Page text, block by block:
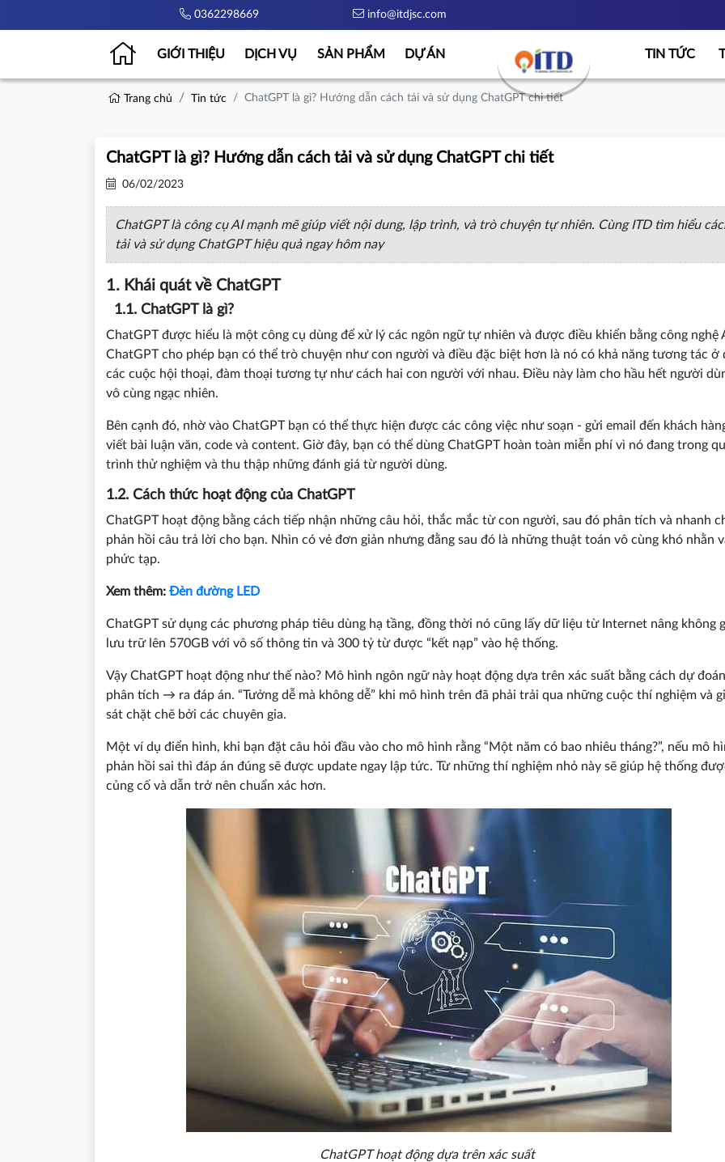
0362298669 info@itdjsc.com
GIỚI THIỆU DỊCH VỤ SẢN PHẨM DỰ ÁN TIN TỨC
Trang chủ Tin tức ChatGPT là gì? Hướng dẫn cách tải và sử dụng ChatGPT chi tiết
ChatGPT là gì? Hướng dẫn cách tải và sử dụng ChatGPT chi tiết
06/02/2023
ChatGPT là công cụ AI mạnh mẽ giúp viết nội dung, lập trình, và trò chuyện tự nhiên. Cùng ITD tìm hiểu
tải và sử dụng ChatGPT hiệu quả ngay hôm nay
1. Khái quát về ChatGPT
1.1. ChatGPT là gì?
ChatGPT được hiểu là một công cụ dùng để xử lý các ngôn ngữ tự nhiên và được điều khiển bằng công nghệ
ChatGPT cho phép bạn có thể trò chuyện như con người và điều đặc biệt hơn là nó có khả năng tương tác ở
các cuộc hội thoại, đàm thoại tương tự như cách hai con người với nhau. Điều này làm cho hầu hết người
vô cùng ngạc nhiên.
Bên cạnh đó, nhờ vào ChatGPT bạn có thể thực hiện được các công việc như soạn - gửi email đến khách
viết bài luận văn, code và content. Giờ đây, bạn có thể dùng ChatGPT hoàn toàn miễn phí vì nó đang trong
trình thử nghiệm và thu thập những đánh giá từ người dùng.
1.2. Cách thức hoạt động của ChatGPT
ChatGPT hoạt động bằng cách tiếp nhận những câu hỏi, thắc mắc từ con người, sau đó phân tích và nhanh
phản hồi câu trả lời cho bạn. Nhìn có vẻ đơn giản nhưng đằng sau đó là những thuật toán vô cùng khó nhằn
phức tạp.
Xem thêm: Đèn đường LED
ChatGPT sử dụng các phương pháp tiêu dùng hạ tầng, đồng thời nó cũng lấy dữ liệu từ Internet nâng không
lưu trữ lên 570GB với vô số thông tin và 300 tỷ từ được “kết nạp” vào hệ thống.
Vậy ChatGPT hoạt động như thế nào? Mô hình ngôn ngữ này hoạt động dựa trên xác suất bằng cách dự
phân tích → ra đáp án. “Tưởng dễ mà không dễ” khi mô hình trên đã phải trải qua những cuộc thí nghiệm và
sát chặt chẽ bởi các chuyên gia.
Một ví dụ điển hình, khi bạn đặt câu hỏi đầu vào cho mô hình rằng “Một năm có bao nhiêu tháng?”, nếu mô
phản hồi sai thì đáp án đúng sẽ được update ngay lập tức. Từ những thí nghiệm nhỏ này sẽ giúp hệ thống
củng cố và dẫn trở nên chuẩn xác hơn.
ChatGPT hoạt động dựa trên xác suất